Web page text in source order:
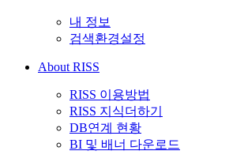
내 정보
검색환경설정
About RISS
RISS 이용방법
RISS 지식더하기
DB연계 현황
BI 및 배너 다운로드